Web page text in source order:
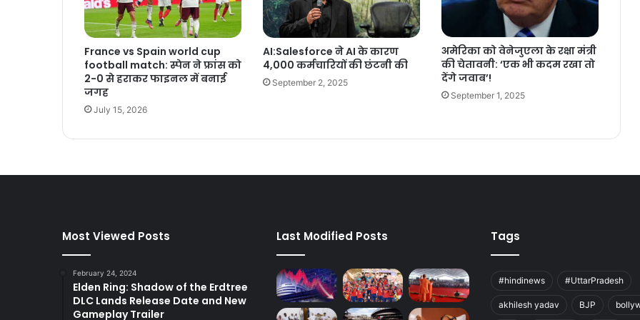
France vs Spain world cup
football match: स्पेन ने फ्रांस को
2-0 से हराकर फाइनल में बनाई
जगह
July 15, 2026
AI:Salesforce ने AI के कारण
4,000 कर्मचारियों की छंटनी की
September 2, 2025
अमेरिका को वेनेजुएला के रक्षा मंत्री
की चेतावनी: ‘एक भी कदम रखा तो
देंगे जवाब’!
September 1, 2025
Most Viewed Posts
February 24, 2024
Elden Ring: Shadow of the Erdtree
DLC Lands Release Date and New
Gameplay Trailer
Last Modified Posts Tags
#hindinews #UttarPradesh
akhilesh yadav BJP